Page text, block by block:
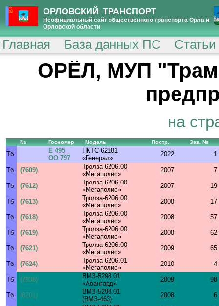
ОРЛОВСКИЙ ТРАНСПОРТ
Неофициальный сайт общественного транспорта Орла и
Орловской области
Главная База данных ПС
ОРЁЛ, МУП
на
№ Госномер Модель Постр. Зав. №
Тб
Е 495
ОО 797
ПКТС-62181
«Генерал»
2022 1
Тб (7609)
Тролза-6206.00
«Мегаполис»
2007 7
Тб (7612)
Тролза-6206.00
«Мегаполис»
2007 19
Тб (7613)
Тролза-6206.00
«Мегаполис»
2008 17
Тб (7618)
Тролза-6206.00
«Мегаполис»
2008 57
Тб (7619)
Тролза-6206.00
«Мегаполис»
2008 62
Тб (7621)
Тролза-6206.00
«Мегаполис»
2009 65
Тб (7624)
Тролза-6206.01
«Мегаполис»
2010 4
Тб (7938)
ВМЗ-5298.01
«Авангард»
2009 98
Тб (8201)
ВМЗ-5298.01
(ВМЗ-463)
2008 6